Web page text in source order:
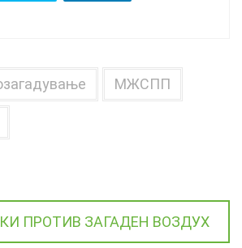
МЖСПП
ПРОТИВ ЗАГАДЕН ВОЗДУХ